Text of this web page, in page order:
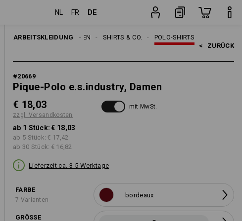
NL FR DE
ARBEITSKLEIDUNG POLO-SHIRTS
SHIRTS & CO.
DAMEN
< ZURÜCK
#20669
Pique-Polo e.s.industry, Damen
€ 18,03
zzgl. Versandkosten
mit MwSt.
ab 1 Stück: € 18,03
ab 5 Stück: € 17,42
ab 30 Stück: € 16,82
Lieferzeit ca. 3-5 Werktage
FARBE
7 Varianten
bordeaux
GRÖSSE